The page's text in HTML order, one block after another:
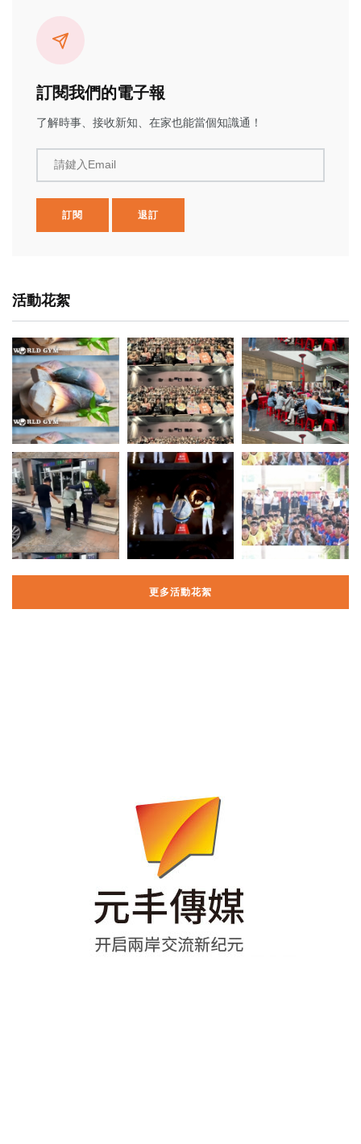
訂閱我們的電子報
了解時事、接收新知、在家也能當個知識通！
請鍵入Email
訂閱 退訂
活動花絮
更多活動花絮